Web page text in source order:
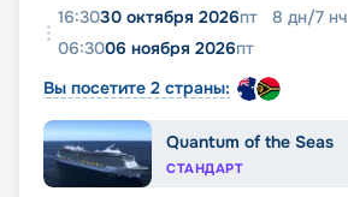
16:3030 октября 2026пт 8 дн/7 нч
06:3006 ноября 2026пт
Вы посетите 2 страны:
Quantum of the Seas
СТАНДАРТ